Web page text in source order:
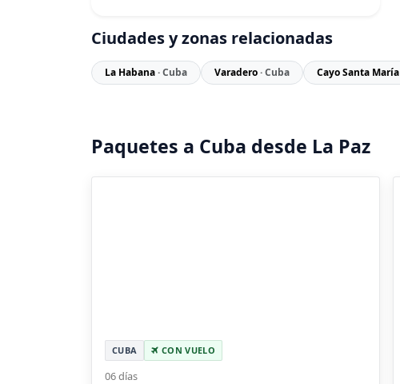
Ciudades y zonas relacionadas
La Habana· Cuba Varadero· Cuba Cayo Santa María
Paquetes a Cuba desde La Paz
CUBA CON VUELO
06 días